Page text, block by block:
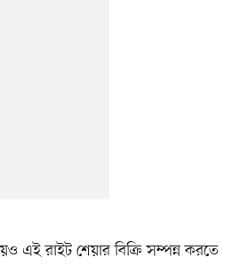
এই রাইট শেয়ার বিক্রি সম্পন্ন করতে